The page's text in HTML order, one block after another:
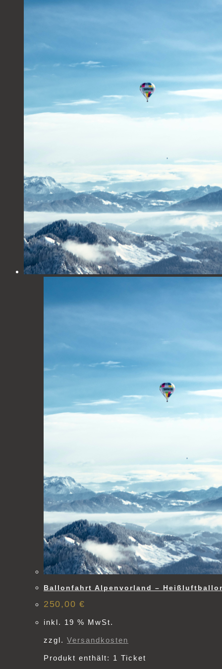
Ballonfahrt Alpenvorland –
250,00 €
inkl. 19 % MwSt.
zzgl. Versandkosten
Produkt enthält: 1 Ticket